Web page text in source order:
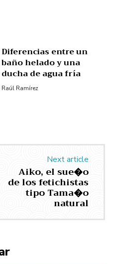
Diferencias entre un
baño helado y una
ducha de agua fría
Raúl Ramírez
Next article
Aiko, el sue�o
de los fetichistas
tipo Tama�o
natural